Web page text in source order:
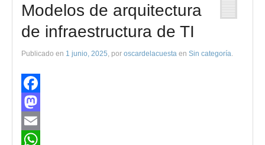
Modelos de arquitectura
de infraestructura de TI
Publicado en 1 junio, 2025 , por oscardelacuesta en Sin categoría
Facebook
Mastodon
Email